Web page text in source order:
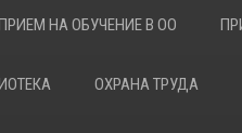
НА ОБУЧЕНИЕ В ОО
ОХРАНА ТРУДА